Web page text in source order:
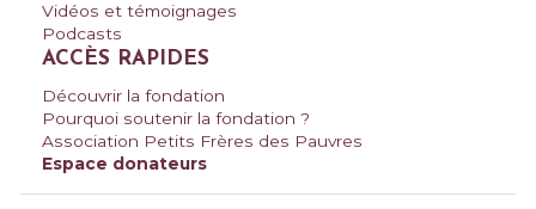
Vidéos et témoignages
Podcasts
ACCÈS RAPIDES
Découvrir la fondation
Pourquoi soutenir la fondation ?
Association Petits Frères des Pauvres
Espace donateurs